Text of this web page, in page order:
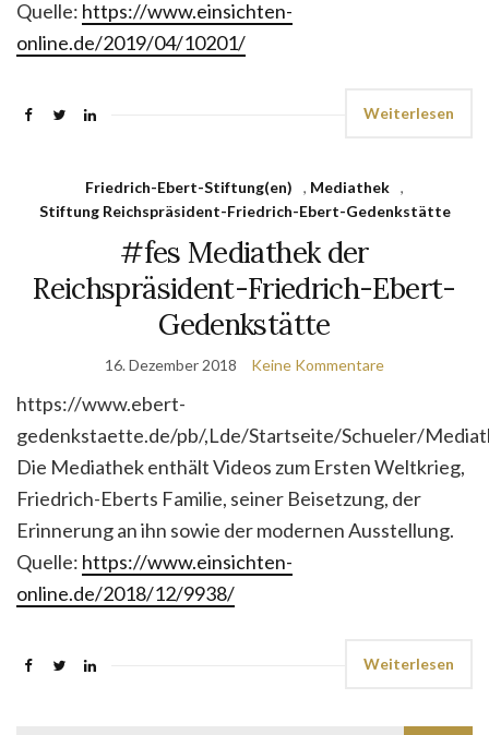
Quelle: https://www.einsichten-
online.de/2019/04/10201/
Weiterlesen
Friedrich-Ebert-Stiftung(en) , Mediathek ,
Stiftung Reichspräsident-Friedrich-Ebert-Gedenkstätte
#fes Mediathek der
Reichspräsident-Friedrich-Ebert-
Gedenkstätte
16. Dezember 2018 Keine Kommentare
https://www.ebert-
gedenkstaette.de/pb/,Lde/Startseite/Schueler/
Die Mediathek enthält Videos zum Ersten Weltkrieg,
Friedrich-Eberts Familie, seiner Beisetzung, der
Erinnerung an ihn sowie der modernen Ausstellung.
Quelle: https://www.einsichten-
online.de/2018/12/9938/
Weiterlesen